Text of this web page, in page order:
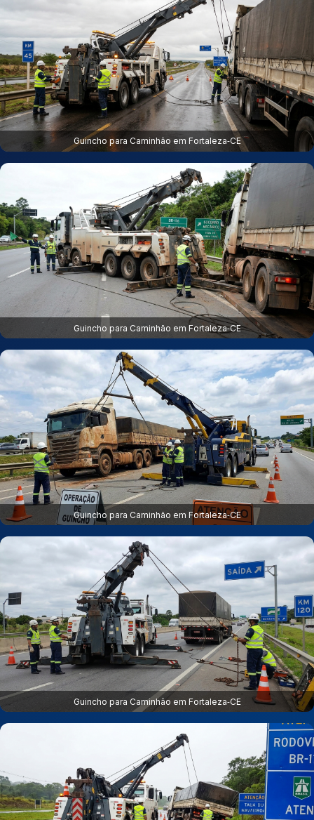
Guincho para Caminhão em Fortaleza‑CE
Guincho para Caminhão em Fortaleza‑CE
Guincho para Caminhão em Fortaleza‑CE
Guincho para Caminhão em Fortaleza‑CE